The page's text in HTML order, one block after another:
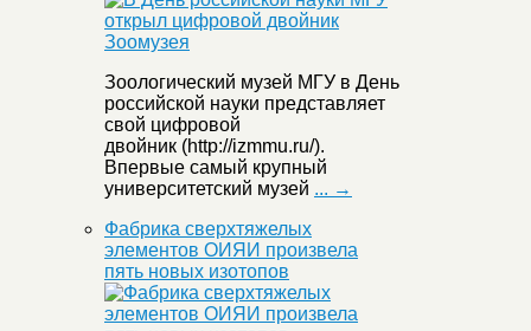
Зоологический музей МГУ в День
российской науки представляет
свой цифровой
двойник (http://izmmu.ru/).
Впервые самый крупный
университетский музей ... →
Фабрика сверхтяжелых
элементов ОИЯИ произвела
пять новых изотопов